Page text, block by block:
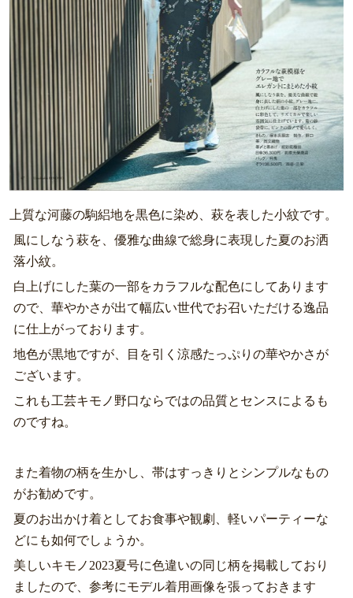
上質な河藤の駒絽地を黒色に染め、萩を表した小紋です。
風にしなう萩を、優雅な曲線で総身に表現した夏のお洒
落小紋。
白上げにした葉の一部をカラフルな配色にしてあります
ので、華やかさが出て幅広い世代でお召いただける逸品
に仕上がっております。
地色が黒地ですが、目を引く涼感たっぷりの華やかさが
ございます。
これも工芸キモノ野口ならではの品質とセンスによるも
のですね。
また着物の柄を生かし、帯はすっきりとシンプルなもの
がお勧めです。
夏のお出かけ着としてお食事や観劇、軽いパーティーな
どにも如何でしょうか。
美しいキモノ2023夏号に色違いの同じ柄を掲載しており
ましたので、参考にモデル着用画像を張っておきます